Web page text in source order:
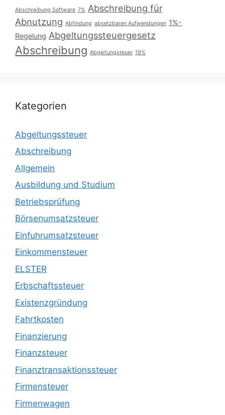
Abschreibung Software 7% Abschreibung für
Abnutzung Abfindung absetzbaren Aufwendungen 1%-
Regelung Abgeltungssteuergesetz
Abschreibung Abgeltungsteuer 19%
Kategorien
Abgeltungssteuer
Abschreibung
Allgemein
Ausbildung und Studium
Betriebsprüfung
Börsenumsatzsteuer
Einfuhrumsatzsteuer
Einkommensteuer
ELSTER
Erbschaftssteuer
Existenzgründung
Fahrtkosten
Finanzierung
Finanzsteuer
Finanztransaktionssteuer
Firmensteuer
Firmenwagen